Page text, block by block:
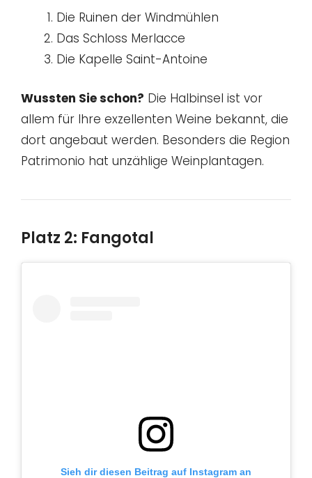
Die Ruinen der Windmühlen
Das Schloss Merlacce
Die Kapelle Saint-Antoine
Wussten Sie schon? Die Halbinsel ist vor
allem für Ihre exzellenten Weine bekannt, die
dort angebaut werden. Besonders die Region
Patrimonio hat unzählige Weinplantagen.
Platz 2: Fangotal
Sieh dir diesen Beitrag auf Instagram an